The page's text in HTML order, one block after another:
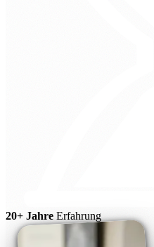
20+ Jahre Erfahrung